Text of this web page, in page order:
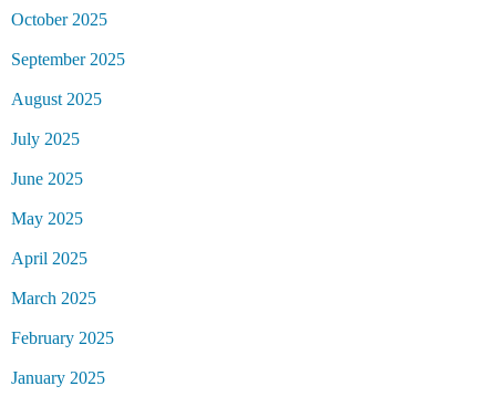
October 2025
September 2025
August 2025
July 2025
June 2025
May 2025
April 2025
March 2025
February 2025
January 2025